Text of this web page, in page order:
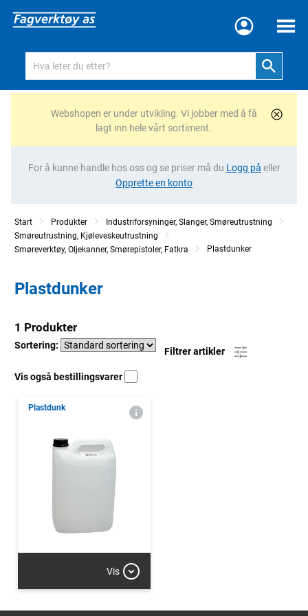
Meny
Webshopen er under utvikling. Vi jobber med å få
lagt inn hele vårt sortiment.
For å kunne handle hos oss og se priser må du Logg på eller
Opprette en konto
Start Produkter
Industriforsyninger, Slanger, Smøreutrustning
Smøreutrustning, Kjøleveskeutrustning
Smøreverktøy, Oljekanner, Smørepistoler, Fatkra
Plastdunker
Plastdunker
1 Produkter
Sortering:
Filtrer artikler
Vis også bestillingsvarer
Plastdunk
Vis